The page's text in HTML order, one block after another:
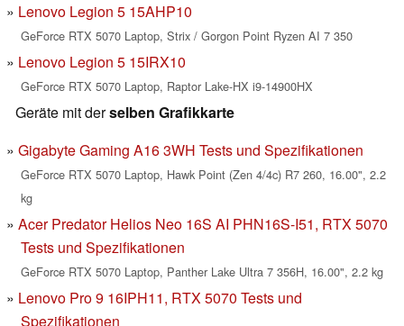
Lenovo Legion 5 15AHP10
GeForce RTX 5070 Laptop, Strix / Gorgon Point Ryzen AI 7 350
Lenovo Legion 5 15IRX10
GeForce RTX 5070 Laptop, Raptor Lake-HX i9-14900HX
Geräte mit derselben Grafikkarte
Gigabyte Gaming A16 3WH Tests und Spezifikationen
GeForce RTX 5070 Laptop, Hawk Point (Zen 4/4c) R7 260, 16.00", 2.2
kg
Acer Predator Helios Neo 16S AI PHN16S-I51, RTX 5070
Tests und Spezifikationen
GeForce RTX 5070 Laptop, Panther Lake Ultra 7 356H, 16.00", 2.2 kg
Lenovo Pro 9 16IPH11, RTX 5070 Tests und
Spezifikationen